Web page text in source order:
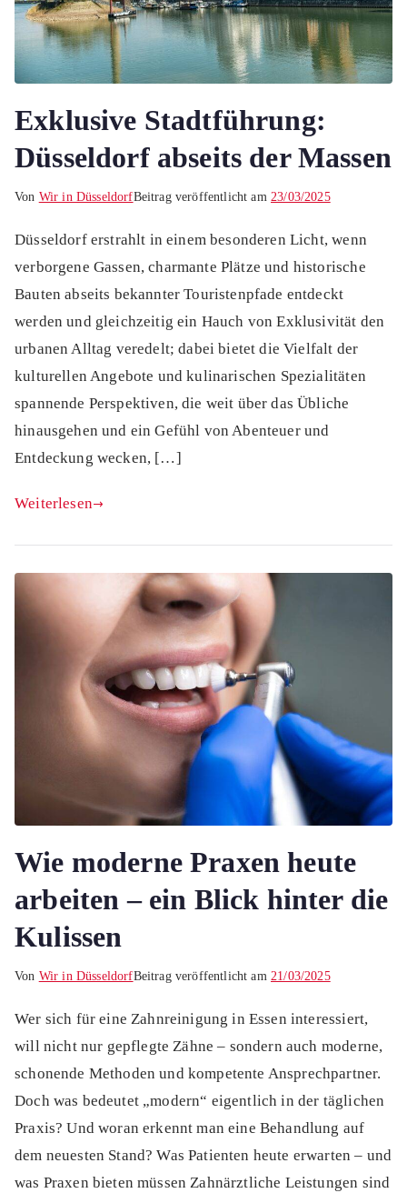
Exklusive Stadtführung:
Düsseldorf abseits der Massen
Von Wir in DüsseldorfBeitrag veröffentlicht am 23/03/2025
Düsseldorf erstrahlt in einem besonderen Licht, wenn
verborgene Gassen, charmante Plätze und historische
Bauten abseits bekannter Touristenpfade entdeckt
werden und gleichzeitig ein Hauch von Exklusivität den
urbanen Alltag veredelt; dabei bietet die Vielfalt der
kulturellen Angebote und kulinarischen Spezialitäten
spannende Perspektiven, die weit über das Übliche
hinausgehen und ein Gefühl von Abenteuer und
Entdeckung wecken, […]
Weiterlesen
Wie moderne Praxen heute
arbeiten – ein Blick hinter die
Kulissen
Von Wir in DüsseldorfBeitrag veröffentlicht am 21/03/2025
Wer sich für eine Zahnreinigung in Essen interessiert,
will nicht nur gepflegte Zähne – sondern auch moderne,
schonende Methoden und kompetente Ansprechpartner.
Doch was bedeutet „modern“ eigentlich in der täglichen
Praxis? Und woran erkennt man eine Behandlung auf
dem neuesten Stand? Was Patienten heute erwarten – und
was Praxen bieten müssen Zahnärztliche Leistungen sind